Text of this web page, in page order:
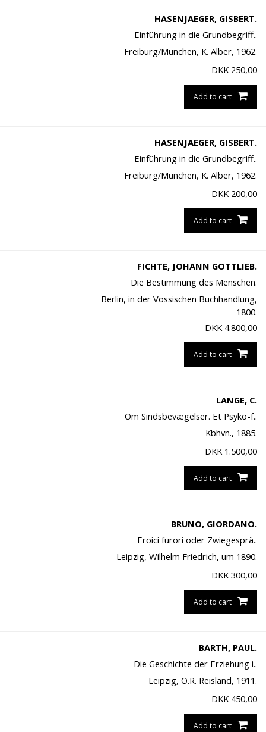
HASENJAEGER, GISBERT.
Einführung in die Grundbegriff..
Freiburg/München, K. Alber, 1962.
DKK 250,00
Add to cart
HASENJAEGER, GISBERT.
Einführung in die Grundbegriff..
Freiburg/München, K. Alber, 1962.
DKK 200,00
Add to cart
FICHTE, JOHANN GOTTLIEB.
Die Bestimmung des Menschen.
Berlin, in der Vossischen Buchhandlung,
1800.
DKK 4.800,00
Add to cart
LANGE, C.
Om Sindsbevægelser. Et Psyko-f..
Kbhvn., 1885.
DKK 1.500,00
Add to cart
BRUNO, GIORDANO.
Eroici furori oder Zwiegesprä..
Leipzig, Wilhelm Friedrich, um 1890.
DKK 300,00
Add to cart
BARTH, PAUL.
Die Geschichte der Erziehung i..
Leipzig, O.R. Reisland, 1911.
DKK 450,00
Add to cart